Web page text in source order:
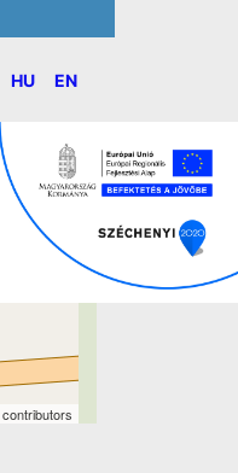
HU EN
contributors